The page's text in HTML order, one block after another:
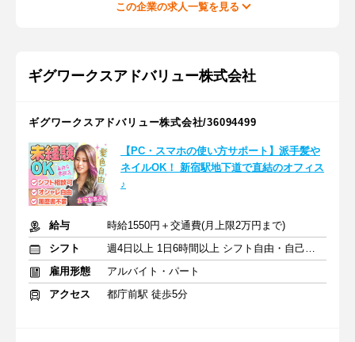
この企業の求人一覧を見る
ギグワークスアドバリュー株式会社
ギグワークスアドバリュー株式会社/36094499
【PC・スマホの使い方サポート】派手髪や
ネイルOK！ 新宿駅地下道で直結のオフィス
♪
給与
時給1550円＋交通費(月上限2万円まで)
シフト
週4日以上 1日6時間以上 シフト自由・自己申告
雇用形態
アルバイト・パート
アクセス
都庁前駅 徒歩5分